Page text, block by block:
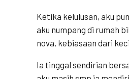
Ketika kelulusan, aku
aku numpang di rumah
nova, kebiasaan dari
Ia tinggal sendirian